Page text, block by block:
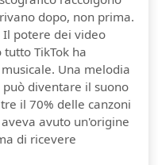
dopo, non prima.
potere dei video
TikTok ha
Una melodia
diventare il suono
il 70% delle canzoni
avuto un'origine
di ricevere